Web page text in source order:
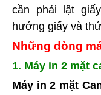
cần phải lật
hướng giấy và
Những dòng
1. Máy in 2 mặt
Máy in 2 mặt